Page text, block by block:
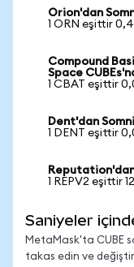
Orion'dan
1 ORN eşittir
Compound
Space
1 CBAT eşittir
Dent'dan
1 DENT eşittir
1 REPV2 eşittir
Saniyeler
MetaMask'ta CUBE
takas edin ve